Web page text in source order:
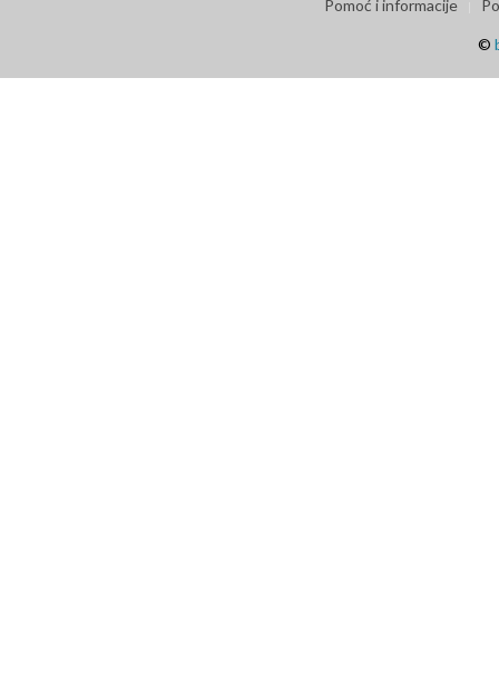
Pomoć i informacije
©